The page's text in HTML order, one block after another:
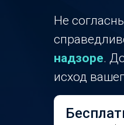
Не
надзоре.
исход